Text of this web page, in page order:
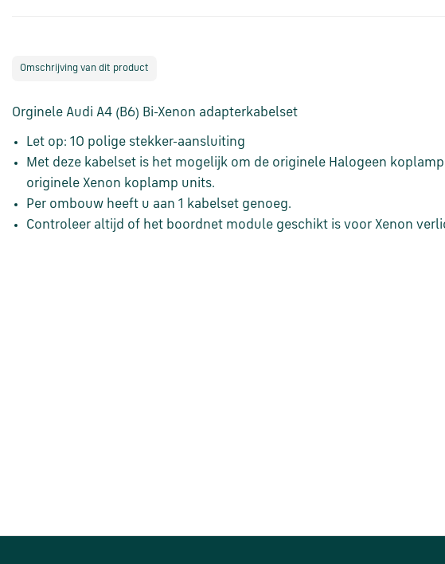
Omschrijving van dit product
Orginele Audi A4 (B6) Bi-Xenon adapterkabelset
Let op: 10 polige stekker-aansluiting
Met deze kabelset is het mogelijk om de originele Halogeen
originele Xenon koplamp units.
Per ombouw heeft u aan 1 kabelset genoeg.
Controleer altijd of het boordnet module geschikt is voor Xenon